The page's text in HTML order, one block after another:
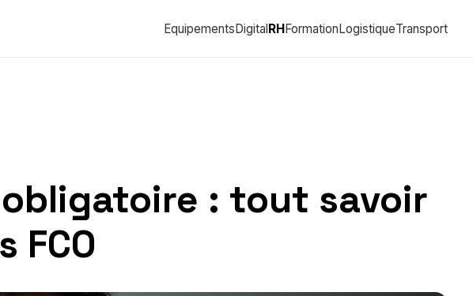
EquipementsDigitalRHFormationLogistiqueTransport
: tout savoir
FCO